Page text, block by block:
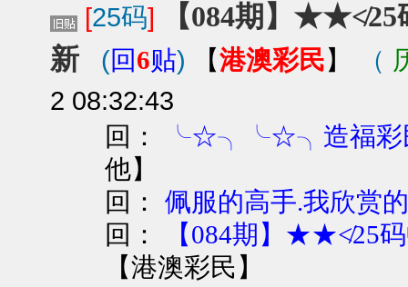
[25码]
【084期】
新
(回6贴) 【港澳彩民】 （
2 08:32:43
回：
╰☆╮╰☆╮造福彩
他】
回：佩服的高手.我欣赏
回： 【084期】★★≮25
【港澳彩民】